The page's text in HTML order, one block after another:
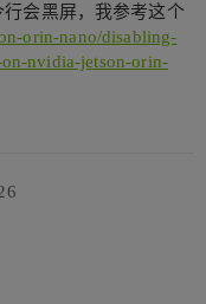
会黑屏，我参考这个
orin-nano/disabling-
nvidia-jetson-orin-